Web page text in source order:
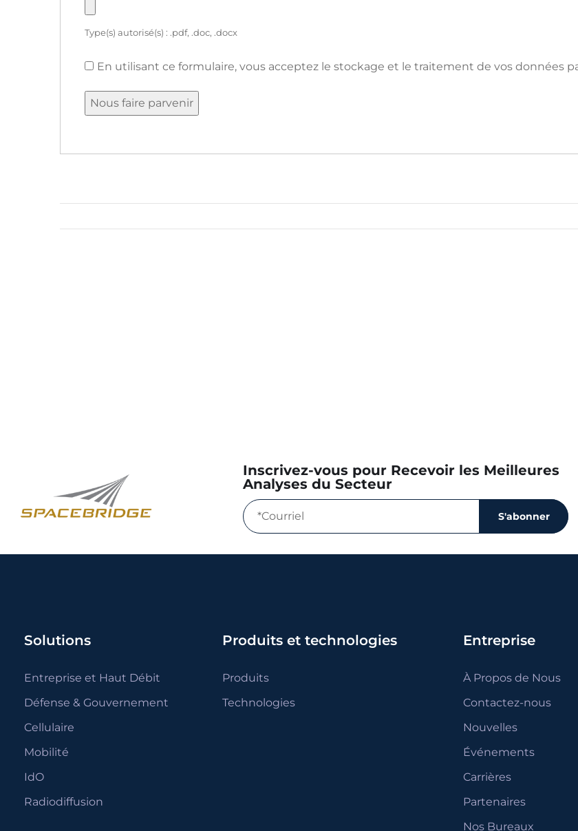
Type(s) autorisé(s) : .pdf, .doc, .docx
En utilisant ce formulaire, vous acceptez le stockage et le traitement de vos données
Inscrivez-vous pour Recevoir les Meilleures
Analyses du Secteur
S'abonner
Solutions
Entreprise et Haut Débit
Défense & Gouvernement
Cellulaire
Mobilité
IdO
Radiodiffusion
Produits et technologies
Produits
Technologies
Entreprise
À Propos de Nous
Contactez-nous
Nouvelles
Événements
Carrières
Partenaires
Nos Bureaux